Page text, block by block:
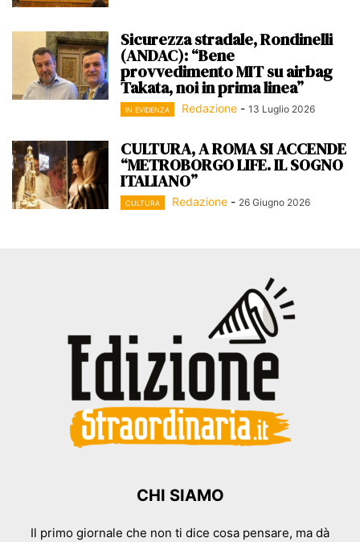
Sicurezza stradale, Rondinelli
(ANDAC): “Bene
provvedimento MIT su airbag
Takata, noi in prima linea”
IN EVIDENZA Redazione - 13 Luglio 2026
CULTURA, A ROMA SI ACCENDE
“METROBORGO LIFE. IL SOGNO
ITALIANO”
CULTURA Redazione - 26 Giugno 2026
CHI SIAMO
Il primo giornale che non ti dice cosa pensare, ma dà